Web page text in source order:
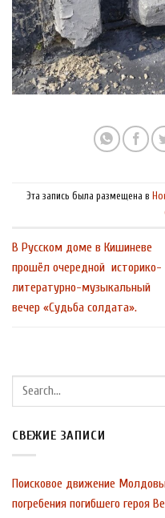
Эта запись была размещена в
В Русском доме в Кишиневе
прошёл очередной историко-
литературно-музыкальный
вечер «Судьба солдата».
СВЕЖИЕ ЗАПИСИ
Поисковое движение
погребения погибшего героя